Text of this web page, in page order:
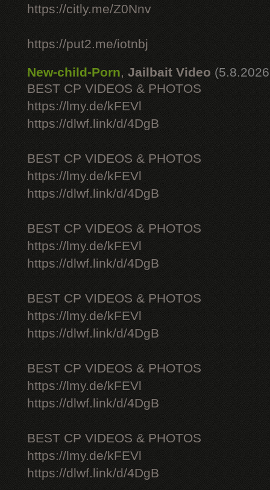
https://citly.me/Z0Nnv
https://put2.me/iotnbj
New-child-Porn, Jailbait Video
BEST CP VIDEOS & PHOTOS
https://lmy.de/kFEVl
https://dlwf.link/d/4DgB
BEST CP VIDEOS & PHOTOS
https://lmy.de/kFEVl
https://dlwf.link/d/4DgB
BEST CP VIDEOS & PHOTOS
https://lmy.de/kFEVl
https://dlwf.link/d/4DgB
BEST CP VIDEOS & PHOTOS
https://lmy.de/kFEVl
https://dlwf.link/d/4DgB
BEST CP VIDEOS & PHOTOS
https://lmy.de/kFEVl
https://dlwf.link/d/4DgB
BEST CP VIDEOS & PHOTOS
https://lmy.de/kFEVl
https://dlwf.link/d/4DgB